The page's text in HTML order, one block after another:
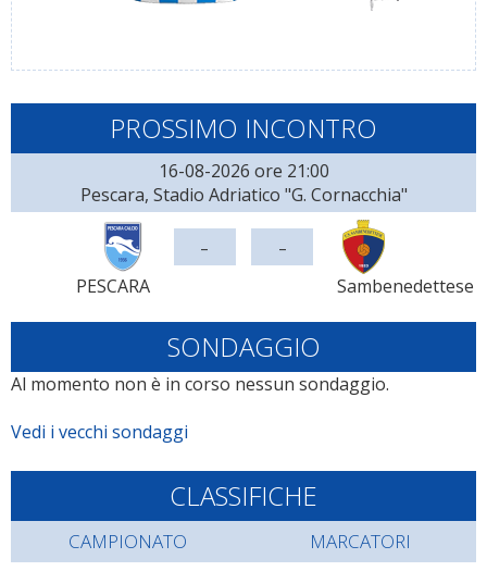
PROSSIMO INCONTRO
16-08-2026 ore 21:00
Pescara, Stadio Adriatico "G. Cornacchia"
PESCARA
- -
Sambenedettese
SONDAGGIO
Al momento non è in corso nessun sondaggio.
Vedi i vecchi sondaggi
CLASSIFICHE
CAMPIONATO MARCATORI